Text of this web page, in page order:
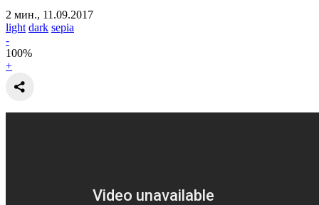
2 мин., 11.09.2017
light dark sepia
-
100%
+